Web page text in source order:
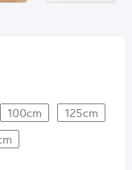
100cm
125cm